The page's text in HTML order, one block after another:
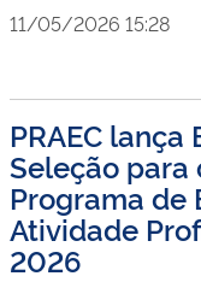
11/05/2026 15:28
PRAEC lança
Seleção para
Programa de
Atividade
2026